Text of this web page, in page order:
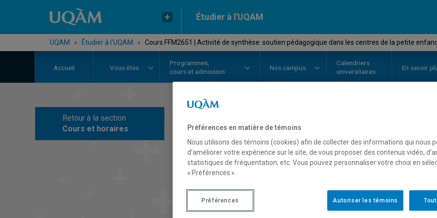
Étudier à l'UQAM
UQAM › Étudier à l'UQAM › Cours FFM2651 | Activité de synthèse: soutien pédagogique dans les centres de la petite
Accueil Vous êtes
Programmes,
cours et admission
Nos campus
Calendriers
universitaires
En savoir
Retour à la section
Cours et horaires
COURS// FFM2651
Activité de
pédagogique dans les
enfance
Description Horaire - Été 2026
Préférences en matière de témoins
Nous utilisons des témoins (cookies) afin de collecter des informations qui nous
d’améliorer votre expérience sur le site, de vous proposer des contenus vidéo,
statistiques de fréquentation, etc. Vous pouvez personnaliser votre choix en
« Préférences ».
Autoriser les témoins
Préférences